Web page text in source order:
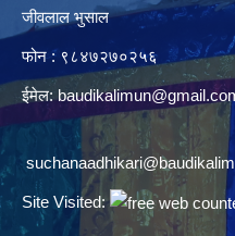
जीवलाल भुसाल
फोन : ९८४७२७०२५६
ईमेल:
Site Visited: